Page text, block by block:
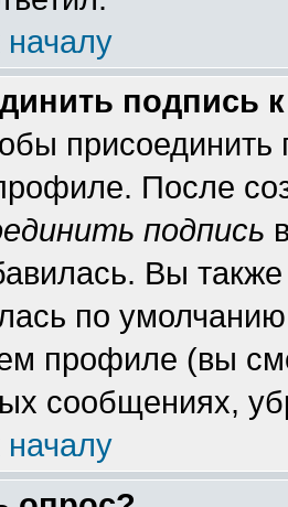
началу
подпись
После
подпись
Вы
по
профиле (вы
сообщениях,
началу